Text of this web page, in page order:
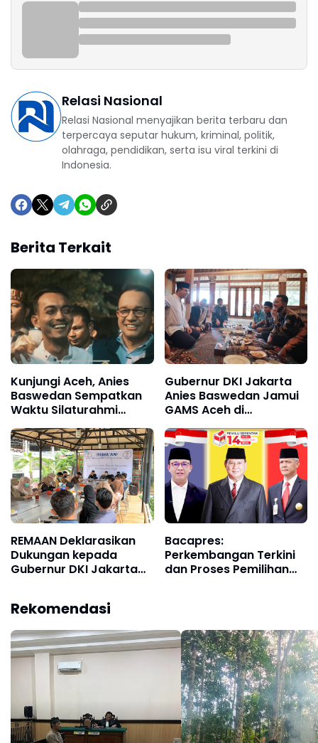
Relasi Nasional
Relasi Nasional menyajikan berita terbaru dan
terpercaya seputar hukum, kriminal, politik,
olahraga, pendidikan, serta isu viral terkini di
Indonesia.
Berita Terkait
Kunjungi Aceh, Anies
Baswedan Sempatkan
Waktu Silaturahmi
dengan GAMS
Gubernur DKI Jakarta
Anies Baswedan Jamui
GAMS Aceh di
Kediamannya
REMAAN Deklarasikan
Dukungan kepada
Gubernur DKI Jakarta
Bacapres:
Perkembangan Terkini
dan Proses Pemilihan
Rekomendasi